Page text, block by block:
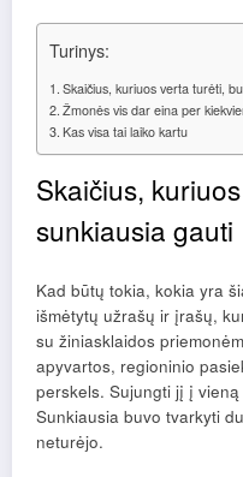
Turinys:
Skaičius, kuriuos verta turėti,
Žmonės vis dar eina per
Kas visa tai laiko kartu
Skaičius,
sunkiausia gauti
Kad būtų tokia, kokia yra
išmėtytų užrašų ir įrašų,
su žiniasklaidos
apyvartos, regioninio
perskels. Sujungti jį į
Sunkiausia buvo tvarkyti
neturėjo.